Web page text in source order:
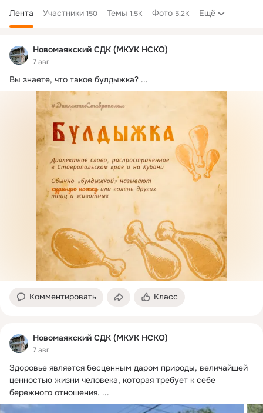
Лента Участники 150 Темы 1.5K Фото 5.2K Ещё
Новомаякский СДК (МКУК НСКО)
7 авг
Вы знаете, что такое булдыжка? ...
Комментировать Класс
Новомаякский СДК (МКУК НСКО)
7 авг
Здоровье является бесценным даром природы, величайшей
ценностью жизни человека, которая требует к себе
бережного отношения. ...
колонка